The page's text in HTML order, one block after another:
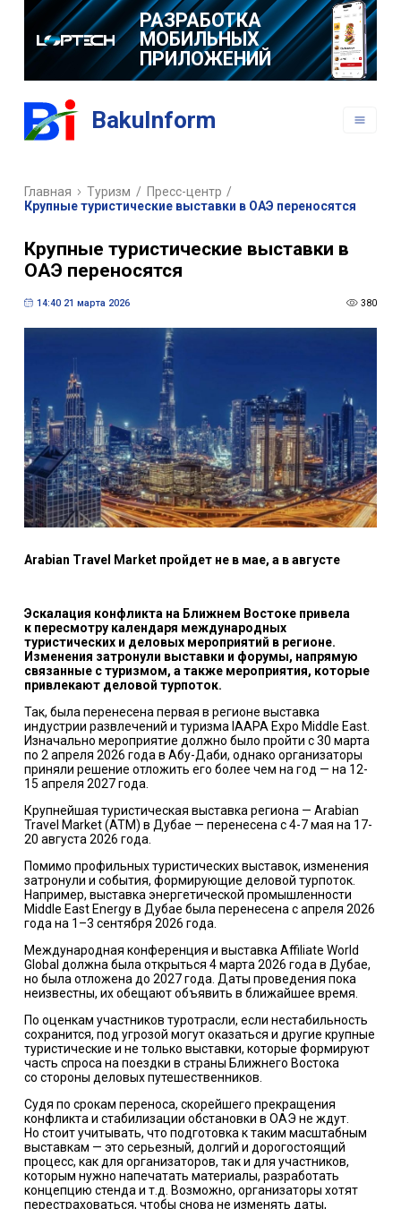
РАЗРАБОТКА
МОБИЛЬНЫХ
ПРИЛОЖЕНИЙ
BakuInform
Главная Туризм / Пресс-центр /
Крупные туристические выставки в ОАЭ переносятся
Крупные туристические выставки в
ОАЭ переносятся
14:40 21 марта 2026 380
Arabian Travel Market пройдет не в мае, а в августе
Эскалация конфликта на Ближнем Востоке привела
к пересмотру календаря международных
туристических и деловых мероприятий в регионе.
Изменения затронули выставки и форумы, напрямую
связанные с туризмом, а также мероприятия, которые
привлекают деловой турпоток.
Так, была перенесена первая в регионе выставка
индустрии развлечений и туризма IAAPA Expo Middle East.
Изначально мероприятие должно было пройти с 30 марта
по 2 апреля 2026 года в Абу-Даби, однако организаторы
приняли решение отложить его более чем на год — на 12-
15 апреля 2027 года.
Крупнейшая туристическая выставка региона — Arabian
Travel Market (ATM) в Дубае — перенесена с 4-7 мая на 17-
20 августа 2026 года.
Помимо профильных туристических выставок, изменения
затронули и события, формирующие деловой турпоток.
Например, выставка энергетической промышленности
Middle East Energy в Дубае была перенесена с апреля 2026
года на 1–3 сентября 2026 года.
Международная конференция и выставка Affiliate World
Global должна была открыться 4 марта 2026 года в Дубае,
но была отложена до 2027 года. Даты проведения пока
неизвестны, их обещают объявить в ближайшее время.
По оценкам участников туротрасли, если нестабильность
сохранится, под угрозой могут оказаться и другие крупные
туристические и не только выставки, которые формируют
часть спроса на поездки в страны Ближнего Востока
со стороны деловых путешественников.
Судя по срокам переноса, скорейшего прекращения
конфликта и стабилизации обстановки в ОАЭ не ждут.
Но стоит учитывать, что подготовка к таким масштабным
выставкам — это серьезный, долгий и дорогостоящий
процесс, как для организаторов, так и для участников,
которым нужно напечатать материалы, разработать
концепцию стенда и т.д. Возможно, организаторы хотят
перестраховаться, чтобы снова не изменять даты,